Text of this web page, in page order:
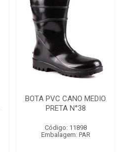
BOTA PVC CANO MEDIO
PRETA N°38
Código: 11898
Embalagem: PAR